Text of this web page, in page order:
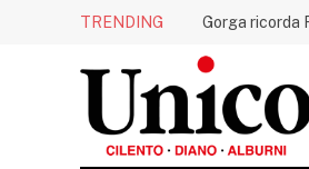
TRENDING